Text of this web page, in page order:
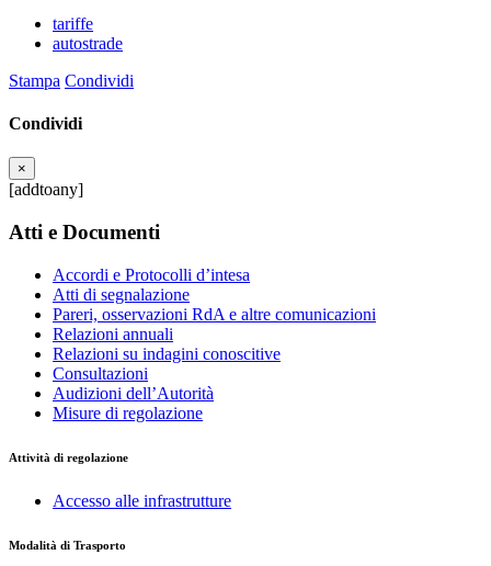
tariffe
autostrade
Stampa Condividi
Condividi
×
[addtoany]
Atti e Documenti
Accordi e Protocolli d’intesa
Atti di segnalazione
Pareri, osservazioni RdA e altre comunicazioni
Relazioni annuali
Relazioni su indagini conoscitive
Consultazioni
Audizioni dell’Autorità
Misure di regolazione
Attività di regolazione
Accesso alle infrastrutture
Modalità di Trasporto